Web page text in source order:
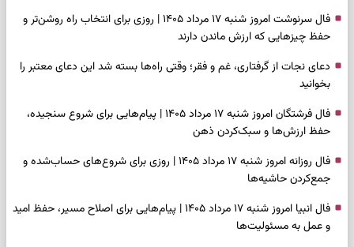
فال سرنوشت امروز شنبه ۱۷ مرداد ۱۴۰۵ | روزی برای انتخاب راه روشن‌تر و
حفظ چیزهایی که ارزش ماندن دارند
دعای نجات از گرفتاری، غم و فقر؛ وقتی راه‌ها بسته شد این دعای معتبر را
بخوانید
فال فرشتگان امروز شنبه ۱۷ مرداد ۱۴۰۵ | پیام‌هایی برای شروع سنجیده،
حفظ ارزش‌ها و سبک‌کردن ذهن
فال روزانه امروز شنبه ۱۷ مرداد ۱۴۰۵ | روزی برای شروع‌های حساب‌شده و
جمع‌کردن حاشیه‌ها
فال انبیا امروز شنبه ۱۷ مرداد ۱۴۰۵ | پیام‌هایی برای اصلاح مسیر، حفظ امید
و عمل به مسئولیت‌ها